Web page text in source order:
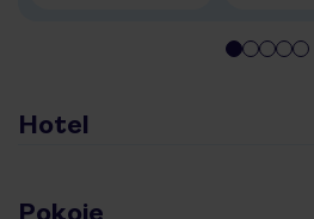
Hotel
Pokoje